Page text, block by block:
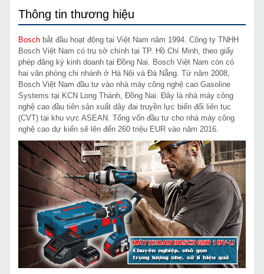
Thông tin thương hiệu
Bosch bắt đầu hoạt động tại Việt Nam năm 1994. Công ty TNHH
Bosch Việt Nam có trụ sở chính tại TP. Hồ Chí Minh, theo giấy
phép đăng ký kinh doanh tại Đồng Nai. Bosch Việt Nam còn có
hai văn phòng chi nhánh ở Hà Nội và Đà Nẵng. Từ năm 2008,
Bosch Việt Nam đầu tư vào nhà máy công nghệ cao Gasoline
Systems tại KCN Long Thành, Đồng Nai. Đây là nhà máy công
nghệ cao đầu tiên sản xuất dây đai truyền lực biến đổi liên tục
(CVT) tại khu vực ASEAN. Tổng vốn đầu tư cho nhà máy công
nghệ cao dự kiến sẽ lên đến 260 triệu EUR vào năm 2016.